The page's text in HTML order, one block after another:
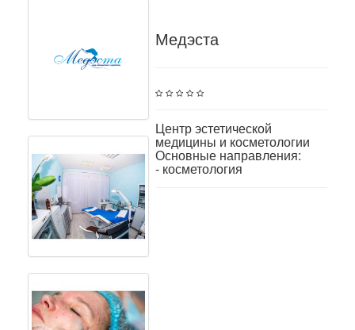
Медэста
Центр эстетической
медицины и косметологии
Основные направления:
- косметология